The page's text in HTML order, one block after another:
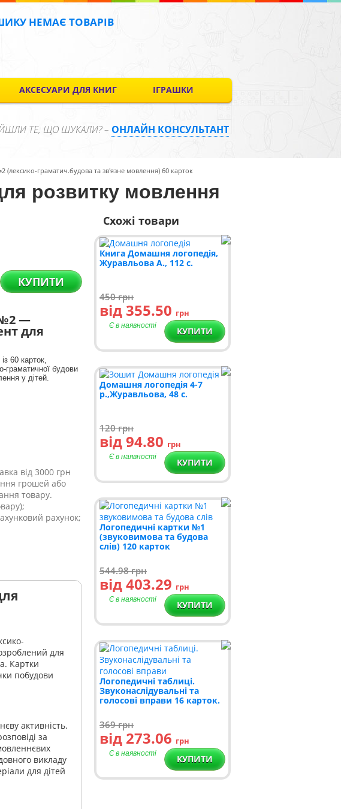
НЕМАЄ ТОВАРІВ
АКСЕСУАРИ ДЛЯ КНИГ ІГРАШКИ
ТЕ, ЩО ШУКАЛИ? – ОНЛАЙН КОНСУЛЬТАНТ
(лексико-граматич.будова та зв'язне мовлення) 60 карток
розвитку мовлення
Схожі товари
Книга Домашня логопедія,
Журавльова А., 112 с.
450грн
від 355.50 грн
Є в наявності КУПИТИ
Домашня логопедія 4-7
р.,Журавльова, 48 с.
120грн
від 94.80 грн
Є в наявності КУПИТИ
Логопедичні картки №1
(звуковимова та будова
слів) 120 карток
544.98грн
від 403.29 грн
Є в наявності КУПИТИ
Логопедичні таблиці.
Звуконаслідувальні та
голосові вправи 16 карток.
369грн
від 273.06 грн
Є в наявності КУПИТИ
КУПИТИ
№2 —
для
60 карток,
граматичної будови
у дітей.
від 3000 грн
грошей або
товару.
рахунок;
для
Картки
побудови
активність.
за
викладу
для дітей